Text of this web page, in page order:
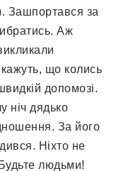
Зашпортався за
Аж
що колись
допомозі.
ніч дядько
За його
Ніхто не
людьми!